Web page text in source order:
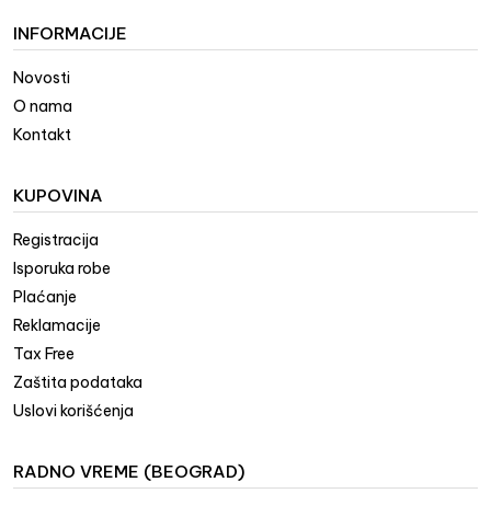
INFORMACIJE
Novosti
O nama
Kontakt
KUPOVINA
Registracija
Isporuka robe
Plaćanje
Reklamacije
Tax Free
Zaštita podataka
Uslovi korišćenja
RADNO VREME (BEOGRAD)